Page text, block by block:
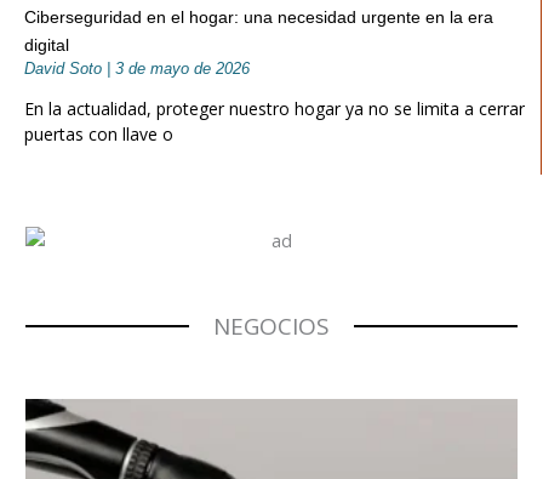
Ciberseguridad en el hogar: una necesidad urgente en la era
digital
David Soto 3 de mayo de 2026
En la actualidad, proteger nuestro hogar ya no se limita a cerrar
puertas con llave o
NEGOCIOS